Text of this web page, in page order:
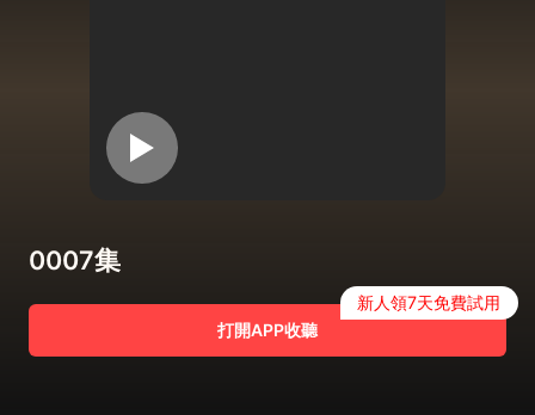
0007集
打開APP收聽
新人領7天免費試用